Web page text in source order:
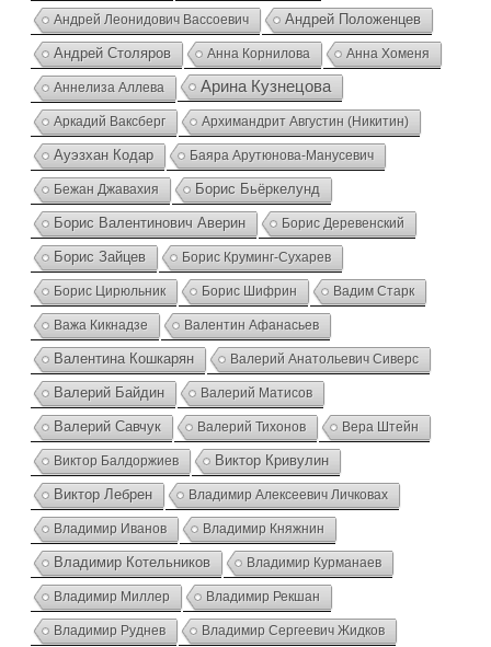
Андрей Леонидович Вассоевич Андрей Положенцев
Андрей Столяров Анна Корнилова Анна Хоменя
Аннелиза Аллева Арина Кузнецова
Аркадий Ваксберг Архимандрит Августин (Никитин)
Ауэзхан Кодар Баяра Арутюнова-Манусевич
Бежан Джавахия Борис Бьёркелунд
Борис Валентинович Аверин Борис Деревенский
Борис Зайцев Борис Круминг-Сухарев
Борис Цирюльник Борис Шифрин Вадим Старк
Важа Кикнадзе Валентин Афанасьев
Валентина Кошкарян Валерий Анатольевич Сиверс
Валерий Байдин Валерий Матисов
Валерий Савчук Валерий Тихонов Вера Штейн
Виктор Балдоржиев Виктор Кривулин
Виктор Лебрен Владимир Алексеевич Личковах
Владимир Иванов Владимир Княжнин
Владимир Котельников Владимир Курманаев
Владимир Миллер Владимир Рекшан
Владимир Руднев Владимир Сергеевич Жидков